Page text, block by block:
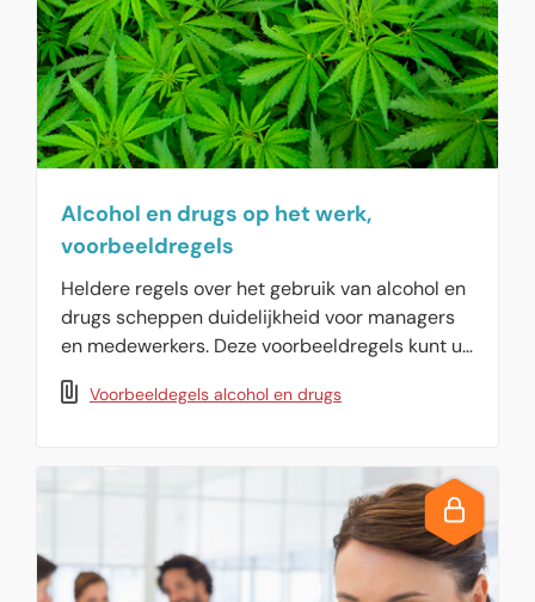
Alcohol en drugs op het werk,
voorbeeldregels
Heldere regels over het gebruik van alcohol en
drugs scheppen duidelijkheid voor managers
en medewerkers. Deze voorbeeldregels kunt u
opnemen in uw personeelshandboek of als
onderdeel van uw arbobeleid gebruiken. U kunt
Voorbeeldegels alcohol en drugs